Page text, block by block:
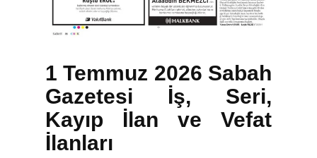
1 Temmuz 2026 Sabah
Gazetesi İş, Seri,
Kayıp İlan ve Vefat
İlanları